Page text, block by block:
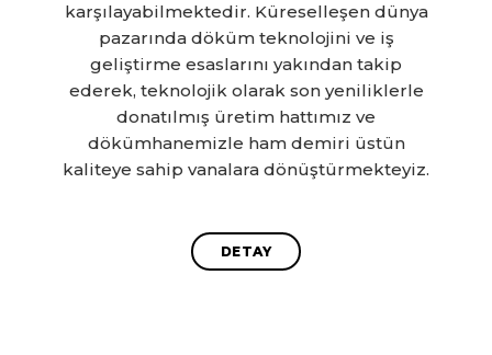
karşılayabilmektedir. Küreselleşen dünya
pazarında döküm teknolojini ve iş
geliştirme esaslarını yakından takip
ederek, teknolojik olarak son yeniliklerle
donatılmış üretim hattımız ve
dökümhanemizle ham demiri üstün
kaliteye sahip vanalara dönüştürmekteyiz.
DETAY